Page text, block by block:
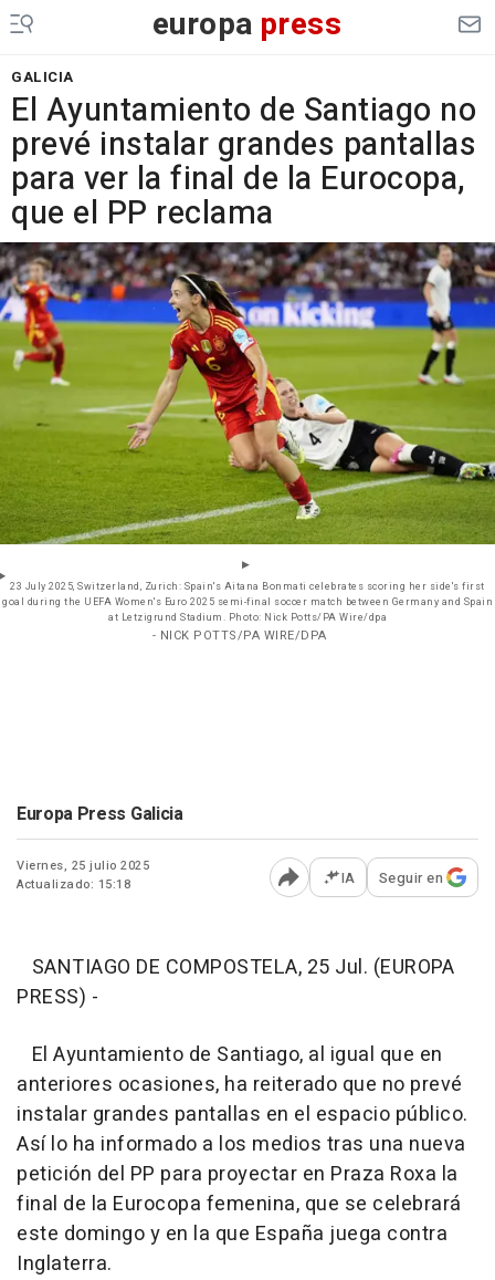
europa press
GALICIA
El Ayuntamiento de Santiago no
prevé instalar grandes pantallas
para ver la final de la Eurocopa,
que el PP reclama
23 July 2025, Switzerland, Zurich: Spain's Aitana Bonmati celebrates scoring her side's first
goal during the UEFA Women's Euro 2025 semi-final soccer match between Germany and Spain
at Letzigrund Stadium. Photo: Nick Potts/PA Wire/dpa
- NICK POTTS/PA WIRE/DPA
Europa Press Galicia
Viernes, 25 julio 2025
Actualizado: 15:18
Abrir opciones para
IA Seguir en
SANTIAGO DE COMPOSTELA, 25 Jul. (EUROPA
PRESS) -
El Ayuntamiento de Santiago, al igual que en
anteriores ocasiones, ha reiterado que no prevé
instalar grandes pantallas en el espacio público.
Así lo ha informado a los medios tras una nueva
petición del PP para proyectar en Praza Roxa la
final de la Eurocopa femenina, que se celebrará
este domingo y en la que España juega contra
Inglaterra.